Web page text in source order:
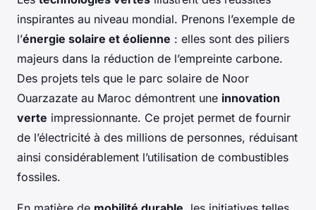
inspirantes au niveau mondial. Prenons l’exemple de
l’énergie solaire et éolienne : elles sont des piliers
majeurs dans la réduction de l’empreinte carbone.
Des projets tels que le parc solaire de Noor
Ouarzazate au Maroc démontrent une innovation
verte impressionnante. Ce projet permet de fournir
de l’électricité à des millions de personnes, réduisant
ainsi considérablement l’utilisation de combustibles
fossiles.